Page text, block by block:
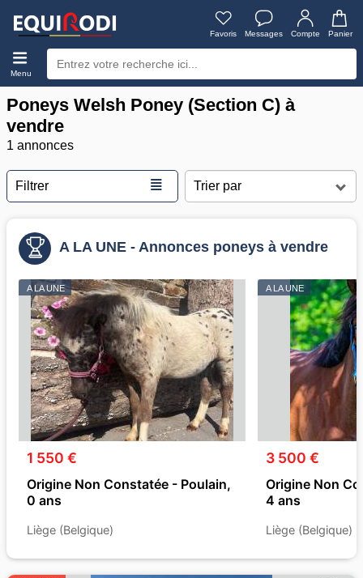
Favoris Messages Compte Panier
Menu
Poneys Welsh Poney (Section C) à
vendre
1 annonces
Filtrer ≣
A LA UNE - Annonces poneys à vendre
A LA UNE
1 550 €
Origine Non Constatée - Poulain,
0 ans
Liège (Belgique)
A LA UNE
3 500 €
Origine Non
4 ans
Liège (Belgique)